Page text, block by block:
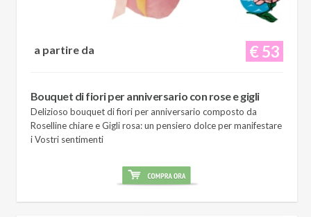
€ 53
a partire da
Bouquet di fiori per anniversario con rose e gigli
Delizioso bouquet di fiori per anniversario composto da
Roselline chiare e Gigli rosa: un pensiero dolce per manifestare
i Vostri sentimenti